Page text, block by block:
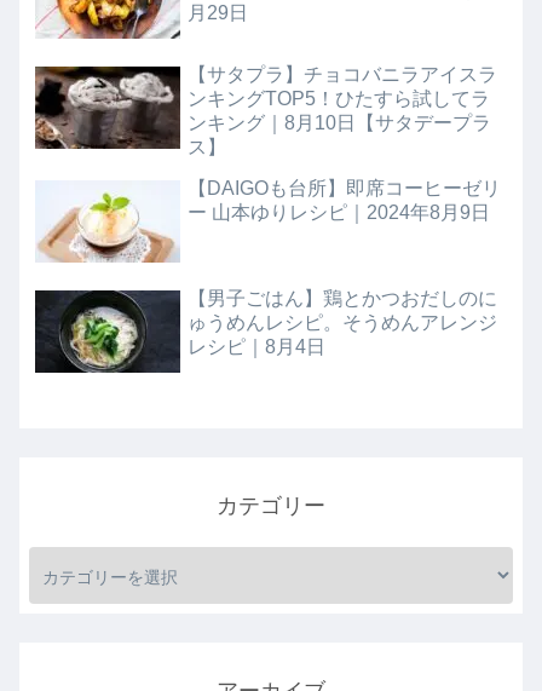
月29日
【サタプラ】チョコバニラアイスラ
ンキングTOP5！ひたすら試してラ
ンキング｜8月10日【サタデープラ
ス】
【DAIGOも台所】即席コーヒーゼリ
ー 山本ゆりレシピ｜2024年8月9日
【男子ごはん】鶏とかつおだしのに
ゅうめんレシピ。そうめんアレンジ
レシピ｜8月4日
カテゴリー